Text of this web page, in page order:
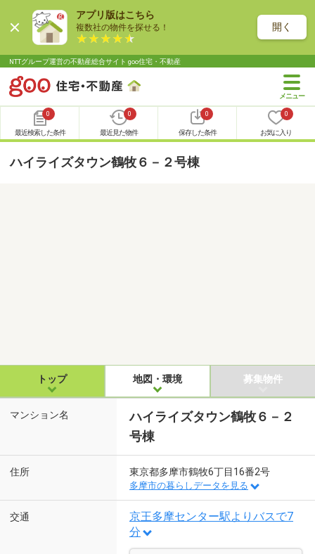
アプリ版はこちら
複数社の物件を探せる！ 開く
NTTグループ運営の不動産総合サイト goo住宅・不動産
0
最近検索した条件
0
最近見た物件
0
保存した条件
0
お気に入り
ハイライズタウン鶴牧６－２号棟
トップ 地図・環境 募集物件
マンション名
ハイライズタウン鶴牧６－２
号棟
住所 東京都多摩市鶴牧6丁目16番2号
多摩市の暮らしデータを見る
交通
京王多摩センター駅よりバスで7
分